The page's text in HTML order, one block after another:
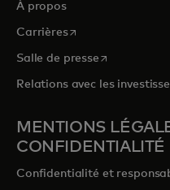
À propos
Carrièress’ouvre dans un
Salle de presses’ouvre dans
Relations avec les
MENTIONS
CONFIDENTIALITÉ
Confidentialité et